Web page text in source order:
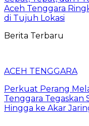
Aceh Tenggara
di Tujuh Lokasi
Berita Terbaru
ACEH TENGGARA
Perkuat Perang
Tenggara Tegaskan
Hingga ke Akar